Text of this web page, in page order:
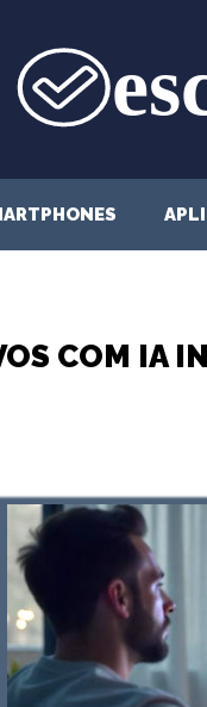
COM IA